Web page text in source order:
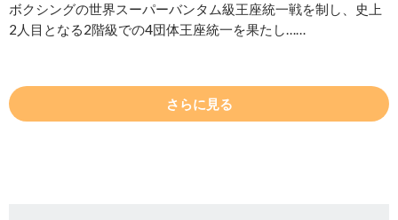
ボクシングの世界スーパーバンタム級王座統一戦を制し、史上
2人目となる2階級での4団体王座統一を果たし……
さらに見る